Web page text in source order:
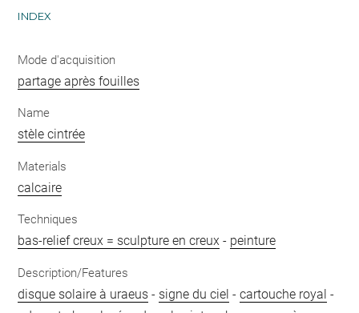
INDEX
Mode d'acquisition
partage après fouilles
Name
stèle cintrée
Materials
calcaire
Techniques
bas-relief creux = sculpture en creux - peinture
Description/Features
disque solaire à uraeus - signe du ciel -cartouche royal -